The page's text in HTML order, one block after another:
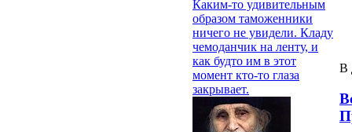
Каким-то удивительным
образом таможенники
ничего не увидели. Кладу
чемоданчик на ленту, и
как будто им в этот
момент кто-то глаза
закрывает.
В